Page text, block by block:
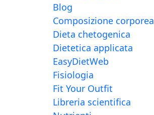
Blog
Composizione corporea
Dieta chetogenica
Dietetica applicata
EasyDietWeb
Fisiologia
Fit Your Outfit
Libreria scientifica